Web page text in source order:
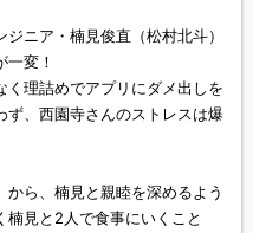
ニア・楠見俊直（松村北斗）
変！
理詰めでアプリにダメ出しを
、西園寺さんのストレスは爆
ら、楠見と親睦を深めるよう
見と2人で食事にいくこと